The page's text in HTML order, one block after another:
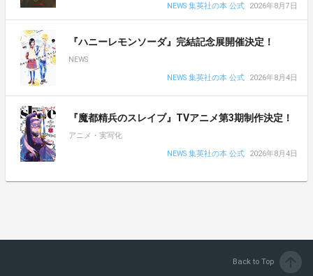
NEWS 集英社の本 公式
2026年8月7日
『ハニーレモンソーダ』完結記念展開催決定！
NEWS
NEWS 集英社の本 公式
2026年8月4日
『魔都精兵のスレイブ』TVアニメ第3期制作決定！
アニメ・実写化
NEWS 集英社の本 公式
2026年8月4日
Back to Top